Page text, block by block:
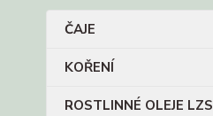
ČAJE
KOŘENÍ
ROSTLINNÉ OLEJE LZS